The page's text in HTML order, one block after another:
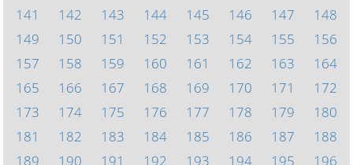
141
142 143 144 145 146 147
148
149
150 151 152 153 154 155
156
157
158 159 160 161 162 163
164
165
166 167 168 169 170 171
172
173
174 175 176 177 178 179
180
181
182 183 184 185 186 187
188
189
190 191 192 193 194 195
196